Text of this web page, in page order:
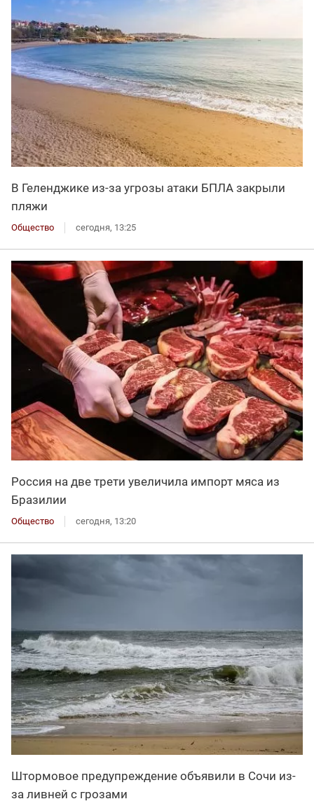
В Геленджике из-за угрозы атаки БПЛА закрыли
пляжи
Общество сегодня, 13:25
Россия на две трети увеличила импорт мяса из
Бразилии
Общество сегодня, 13:20
Штормовое предупреждение объявили в Сочи из-
за ливней с грозами